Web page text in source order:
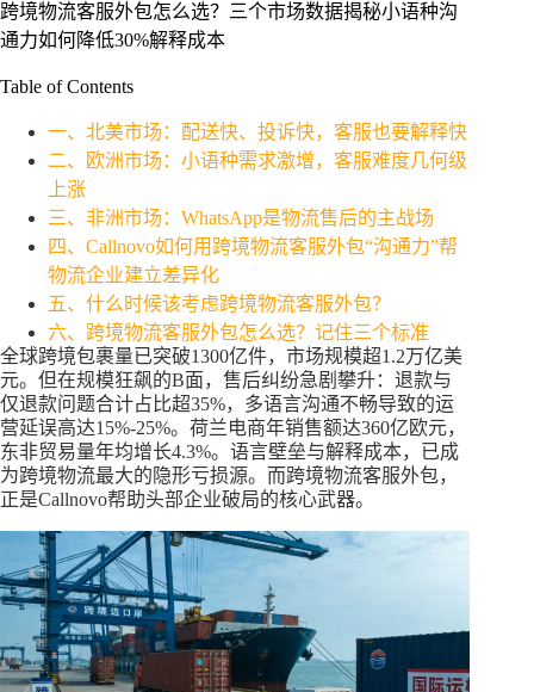
跨境物流客服外包怎么选？三个市场数据揭秘小语种沟
通力如何降低30%解释成本
Table of Contents
一、北美市场：配送快、投诉快，客服也要解释快
二、欧洲市场：小语种需求激增，客服难度几何级
上涨
三、非洲市场：WhatsApp是物流售后的主战场
四、Callnovo如何用跨境物流客服外包“沟通力”帮
物流企业建立差异化
五、什么时候该考虑跨境物流客服外包？
六、跨境物流客服外包怎么选？记住三个标准
全球跨境包裹量已突破1300亿件，市场规模超1.2万亿美
元。但在规模狂飙的B面，售后纠纷急剧攀升：退款与
仅退款问题合计占比超35%，多语言沟通不畅导致的运
营延误高达15%-25%。荷兰电商年销售额达360亿欧元，
东非贸易量年均增长4.3%。语言壁垒与解释成本，已成
为跨境物流最大的隐形亏损源。而跨境物流客服外包，
正是Callnovo帮助头部企业破局的核心武器。